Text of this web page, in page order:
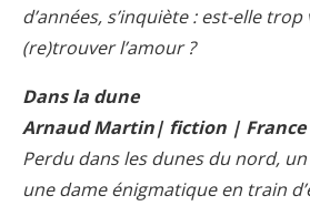
d’années, s’inquiète : est-elle
(re)trouver l’amour ?
Dans la dune
Arnaud Martin| fiction | France
Perdu dans les dunes du nord,
une dame énigmatique en train